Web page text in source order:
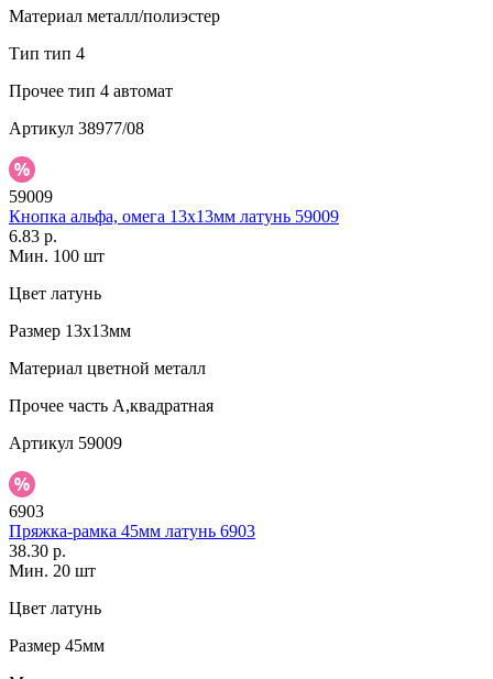
Материал металл/полиэстер
Тип тип 4
Прочее тип 4 автомат
Артикул 38977/08
59009
Кнопка альфа, омега 13х13мм латунь 59009
6.83 р.
Мин. 100 шт
Цвет латунь
Размер 13х13мм
Материал цветной металл
Прочее часть А,квадратная
Артикул 59009
6903
Пряжка-рамка 45мм латунь 6903
38.30 р.
Мин. 20 шт
Цвет латунь
Размер 45мм